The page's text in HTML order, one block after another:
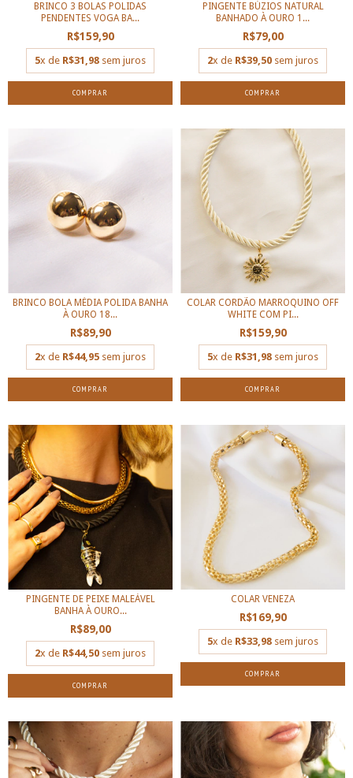
BRINCO 3 BOLAS POLIDAS
PENDENTES VOGA BA...
R$159,90
5x de R$31,98 sem juros
PINGENTE BÚZIOS NATURAL
BANHADO À OURO 1...
R$79,00
2x de R$39,50 sem juros
BRINCO BOLA MÉDIA POLIDA BANHA
À OURO 18...
R$89,90
2x de R$44,95 sem juros
COLAR CORDÃO MARROQUINO OFF
WHITE COM PI...
R$159,90
5x de R$31,98 sem juros
COMPRAR
PINGENTE DE PEIXE MALEÁVEL
BANHA À OURO...
R$89,00
2x de R$44,50 sem juros
COLAR VENEZA
R$169,90
5x de R$33,98 sem juros
COMPRAR